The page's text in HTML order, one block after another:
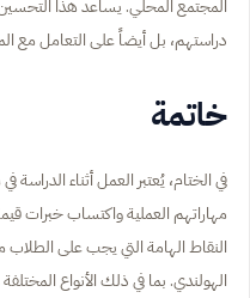
المجتمع المحلي. يساعد هذا
دراستهم، بل أيضاً على التعامل مع
خاتمة
في الختام، يُعتبر العمل أثناء الدراسة
مهاراتهم العملية واكتساب خبرات
النقاط الهامة التي يجب على
الهولندي. بما في ذلك الأنواع